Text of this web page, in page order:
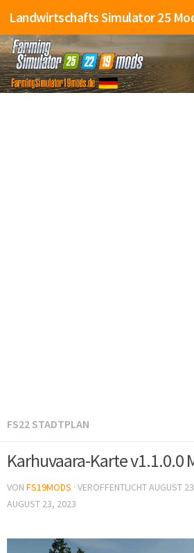
FS22 STADTPLAN
Karhuvaara-Karte v1.1.0.0
VON FS19MODS · VERÖFFENTLICHTAUGUST
AUGUST 23, 2023